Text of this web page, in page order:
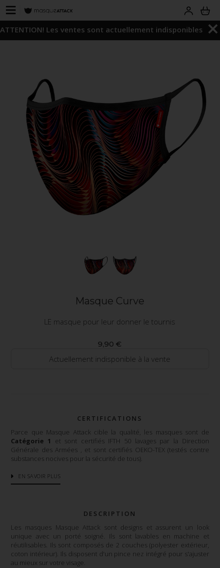
ATTENTION! Les ventes sont actuellement indisponibles
Masque Curve
LE masque pour leur donner le tournis
9,90 €
Actuellement indisponible à la vente
CERTIFICATIONS
Parce que Masque Attack cible la qualité, les masques sont de
Catégorie 1
et sont certifiés IFTH 50 lavages par la Direction
Générale des Armées , et sont certifiés OEKO-TEX (testés contre
substances nocives pour la sécurité de tous).
EN SAVOIR PLUS
DESCRIPTION
Les masques Masque Attack sont designs et assurent un look
unique avec un porté soigné. Ils sont lavables en machine et
réutilisables. Ils sont composés de 2 couches (polyester extérieur,
coton intérieur). Ils disposent d'un pince nez intégré pour s'ajuster
au mieux sur votre visage.